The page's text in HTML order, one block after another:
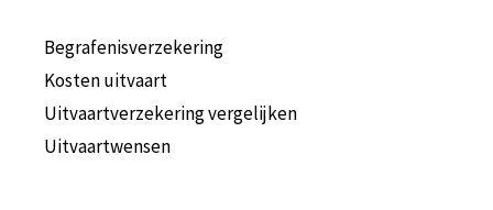
Begrafenisverzekering
Kosten uitvaart
Uitvaartverzekering vergelijken
Uitvaartwensen